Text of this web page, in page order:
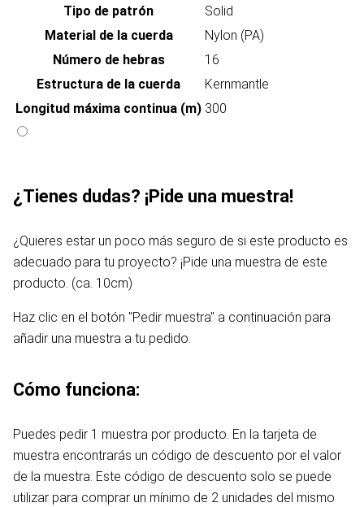
Tipo de patrón
Solid
Material de la cuerda
Nylon (PA)
Número de hebras
16
Estructura de la cuerda
Kernmantle
Longitud máxima continua (m) 300
¿Tienes dudas? ¡Pide una muestra!
¿Quieres estar un poco más seguro de si este producto es
adecuado para tu proyecto? ¡Pide una muestra de este
producto. (ca. 10cm)
Haz clic en el botón "Pedir muestra" a continuación para
añadir una muestra a tu pedido.
Cómo funciona:
Puedes pedir 1 muestra por producto. En la tarjeta de
muestra encontrarás un código de descuento por el valor
de la muestra. Este código de descuento solo se puede
utilizar para comprar un mínimo de 2 unidades del mismo